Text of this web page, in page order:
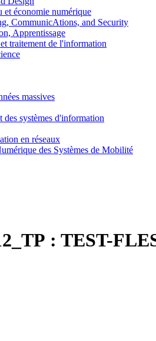
économie numérique
CommunicAtions, and Security
Apprentissage
traitement de l'information
massives
des systèmes d'information
en réseaux
des Systèmes de Mobilité
: TEST-